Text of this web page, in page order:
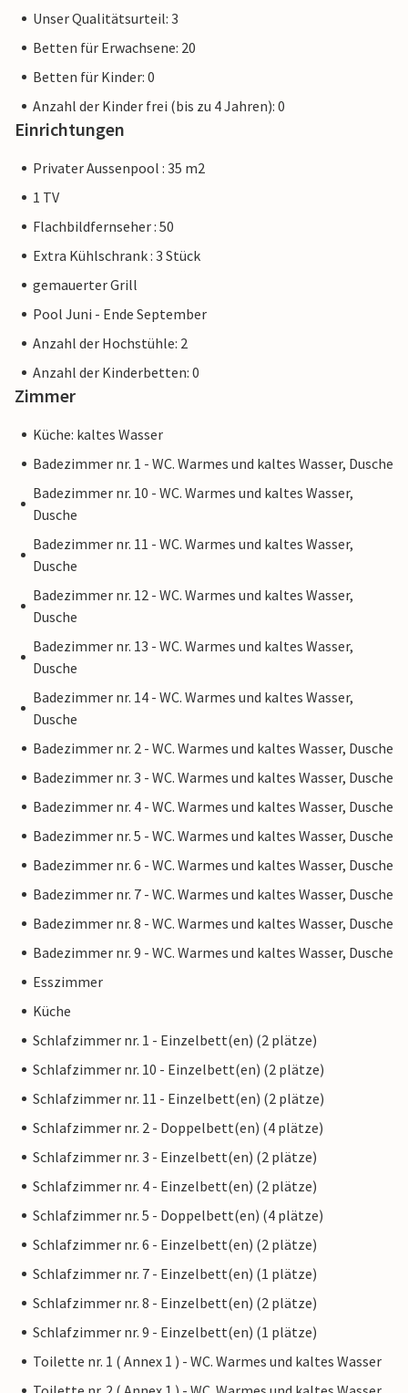
Unser Qualitätsurteil: 3
Betten für Erwachsene: 20
Betten für Kinder: 0
Anzahl der Kinder frei (bis zu 4 Jahren): 0
Einrichtungen
Privater Aussenpool : 35 m2
1 TV
Flachbildfernseher : 50
Extra Kühlschrank : 3 Stück
gemauerter Grill
Pool Juni - Ende September
Anzahl der Hochstühle: 2
Anzahl der Kinderbetten: 0
Zimmer
Küche: kaltes Wasser
Badezimmer nr. 1 - WC. Warmes und kaltes Wasser, Dusche
Badezimmer nr. 10 - WC. Warmes und kaltes Wasser,
Dusche
Badezimmer nr. 11 - WC. Warmes und kaltes Wasser,
Dusche
Badezimmer nr. 12 - WC. Warmes und kaltes Wasser,
Dusche
Badezimmer nr. 13 - WC. Warmes und kaltes Wasser,
Dusche
Badezimmer nr. 14 - WC. Warmes und kaltes Wasser,
Dusche
Badezimmer nr. 2 - WC. Warmes und kaltes Wasser, Dusche
Badezimmer nr. 3 - WC. Warmes und kaltes Wasser, Dusche
Badezimmer nr. 4 - WC. Warmes und kaltes Wasser, Dusche
Badezimmer nr. 5 - WC. Warmes und kaltes Wasser, Dusche
Badezimmer nr. 6 - WC. Warmes und kaltes Wasser, Dusche
Badezimmer nr. 7 - WC. Warmes und kaltes Wasser, Dusche
Badezimmer nr. 8 - WC. Warmes und kaltes Wasser, Dusche
Badezimmer nr. 9 - WC. Warmes und kaltes Wasser, Dusche
Esszimmer
Küche
Schlafzimmer nr. 1 - Einzelbett(en) (2 plätze)
Schlafzimmer nr. 10 - Einzelbett(en) (2 plätze)
Schlafzimmer nr. 11 - Einzelbett(en) (2 plätze)
Schlafzimmer nr. 2 - Doppelbett(en) (4 plätze)
Schlafzimmer nr. 3 - Einzelbett(en) (2 plätze)
Schlafzimmer nr. 4 - Einzelbett(en) (2 plätze)
Schlafzimmer nr. 5 - Doppelbett(en) (4 plätze)
Schlafzimmer nr. 6 - Einzelbett(en) (2 plätze)
Schlafzimmer nr. 7 - Einzelbett(en) (1 plätze)
Schlafzimmer nr. 8 - Einzelbett(en) (2 plätze)
Schlafzimmer nr. 9 - Einzelbett(en) (1 plätze)
Toilette nr. 1 ( Annex 1 ) - WC. Warmes und kaltes Wasser